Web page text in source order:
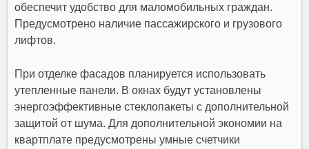
обеспечит удобство для маломобильных граждан.
Предусмотрено наличие пассажирского и грузового
лифтов.
При отделке фасадов планируется использовать
утепленные панели. В окнах будут установлены
энергоэффективные стеклопакеты с дополнительной
защитой от шума. Для дополнительной экономии на
квартплате предусмотрены умные счетчики